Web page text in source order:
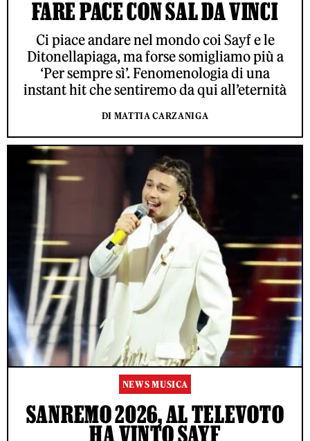
FARE PACE CON SAL DA VINCI
Ci piace andare nel mondo coi Sayf e le
Ditonellapiaga, ma forse somigliamo più a
‘Per sempre sì’. Fenomenologia di una
instant hit che sentiremo da qui all’eternità
DI MATTIA CARZANIGA
NEWS MUSICA
SANREMO 2026, AL TELEVOTO
HA VINTO SAYF